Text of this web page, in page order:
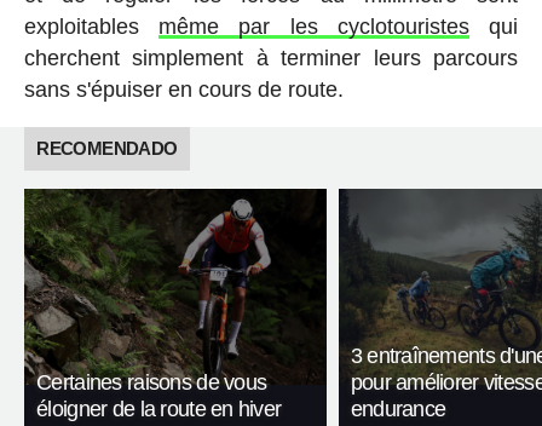
exploitables même par les cyclotouristesqui
cherchent simplement à terminer leurs parcours
sans s'épuiser en cours de route.
RECOMENDADO
Certaines raisons de vous
éloigner de la route en hiver
3 entraînements
pour améliorer
endurance